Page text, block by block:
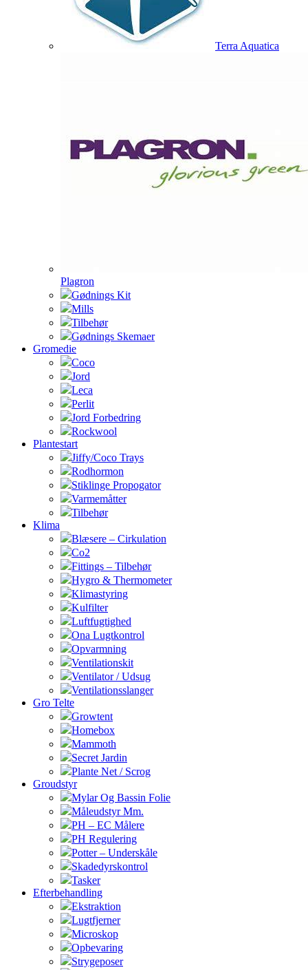
Terra Aquatica
Plagron
Gødnings Kit
Mills
Tilbehør
Gødnings Skemaer
Gromedie
Coco
Jord
Leca
Perlit
Jord Forbedring
Rockwool
Plantestart
Jiffy/Coco Trays
Rodhormon
Stiklinge Propogator
Varmemåtter
Tilbehør
Klima
Blæsere – Cirkulation
Co2
Fittings – Tilbehør
Hygro & Thermometer
Klimastyring
Kulfilter
Luftfugtighed
Ona Lugtkontrol
Opvarmning
Ventilationskit
Ventilator / Udsug
Ventilationsslanger
Gro Telte
Growtent
Homebox
Mammoth
Secret Jardin
Plante Net / Scrog
Groudstyr
Mylar Og Bassin Folie
Måleudstyr Mm.
PH – EC Målere
PH Regulering
Potter – Underskåle
Skadedyrskontrol
Tasker
Efterbehandling
Ekstraktion
Lugtfjerner
Microskop
Opbevaring
Strygeposer